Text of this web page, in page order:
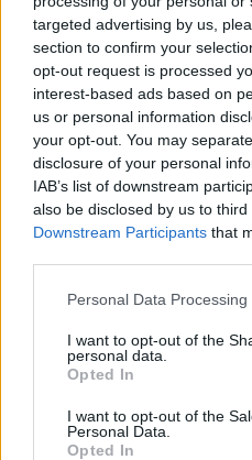
targeted advertising by us,
section to confirm your
opt-out request is processed
interest-based ads based on
us or personal information
your opt-out. You may
disclosure of your personal
IAB’s list of downstream
also be disclosed by us to
Downstream Participants that
Personal Data
I want to opt-out of the
personal data.
Opted In
I want to opt-out of the
Personal Data.
Opted In
Γιατί
2026;